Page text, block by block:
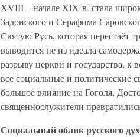
XVIII – начале XIX в. стала
Задонского и Серафима
Святую Русь, которая перестаёт
выводится не из идеала
разрыву церкви и государства, к
все социальные и политические
большое влияние на Гоголя,
священнослужители
Социальный облик русского